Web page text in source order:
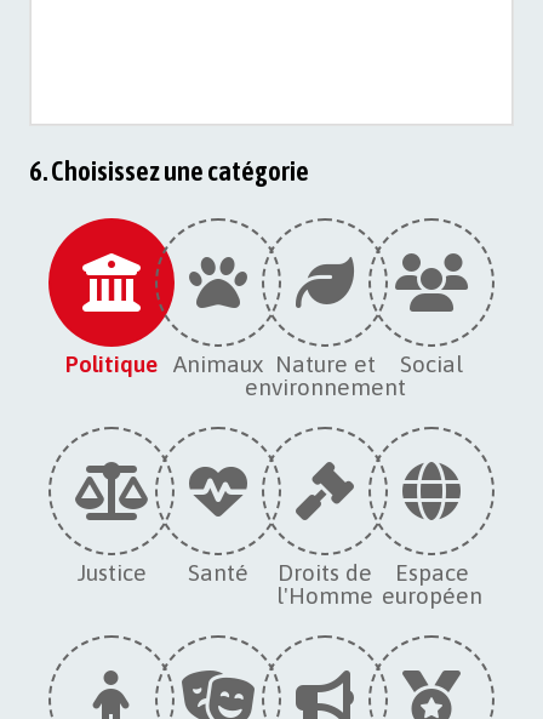
6. Choisissez une catégorie
Politique Animaux Nature et
environnement
Social
Justice Santé
Droits de
l'Homme
Espace
européen